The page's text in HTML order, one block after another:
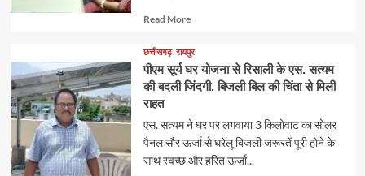
Read MoreRead
about
छत्तीसगढ़ रायपुर
पीएम सूर्य घर योजना से रिसाली के एस. सत्यम
की बदली जिंदगी, बिजली बिल की चिंता से मिली
राहत
एस. सत्यम ने घर पर लगवाया 3 किलोवाट का सोलर
पैनल सौर ऊर्जा से घरेलू बिजली जरूरतें पूरी होने के
साथ स्वच्छ और हरित ऊर्जा...